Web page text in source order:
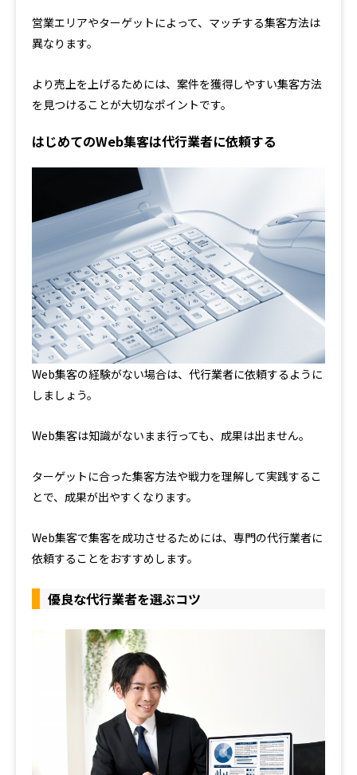
営業エリアやターゲットによって、マッチする集客方法は
異なります。
より売上を上げるためには、案件を獲得しやすい集客方法
を見つけることが大切なポイントです。
はじめてのWeb集客は代行業者に依頼する
Web集客の経験がない場合は、代行業者に依頼するように
しましょう。
Web集客は知識がないまま行っても、成果は出ません。
ターゲットに合った集客方法や戦力を理解して実践するこ
とで、成果が出やすくなります。
Web集客で集客を成功させるためには、専門の代行業者に
依頼することをおすすめします。
優良な代行業者を選ぶコツ